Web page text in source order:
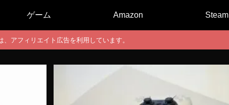
ゲーム Amazon Steam
、アフィリエイト広告を利用しています。